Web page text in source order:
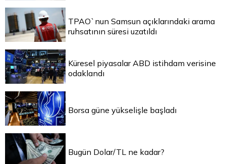
TPAO`nun Samsun açıklarındaki arama
ruhsatının süresi uzatıldı
Küresel piyasalar ABD istihdam verisine
odaklandı
Borsa güne yükselişle başladı
Bugün Dolar/TL ne kadar?